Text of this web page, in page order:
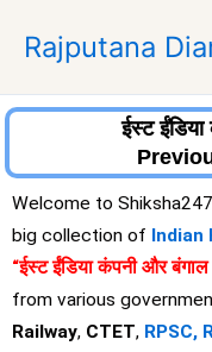
p
Rajputana
ईस्ट
Welcome to
big collection of Indian
“ईस्ट ईंडिया कंपनी और
from various
Railway, CTET, RPSC,